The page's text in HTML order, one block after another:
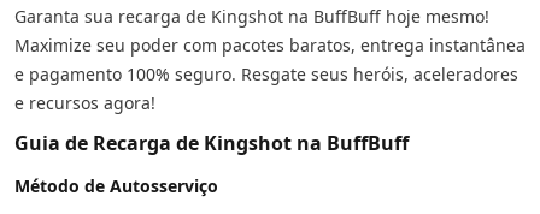
Garanta sua recarga de Kingshot na BuffBuff hoje mesmo!
Maximize seu poder com pacotes baratos, entrega instantânea
e pagamento 100% seguro. Resgate seus heróis, aceleradores
e recursos agora!
Guia de Recarga de Kingshot na BuffBuff
Método de Autosserviço